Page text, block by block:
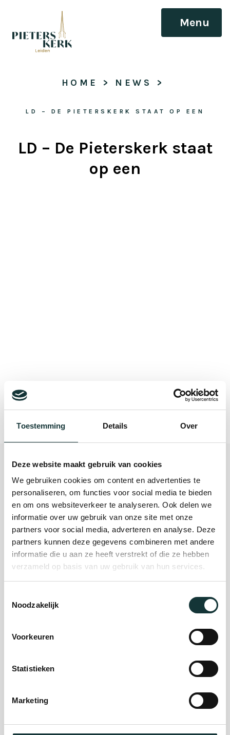
Toestemming Details Over
Deze website maakt gebruik van cookies
We gebruiken cookies om content en advertenties te
personaliseren, om functies voor social media te bieden
en om ons websiteverkeer te analyseren. Ook delen we
informatie over uw gebruik van onze site met onze
partners voor social media, adverteren en analyse. Deze
partners kunnen deze gegevens combineren met andere
informatie die u aan ze heeft verstrekt of die ze hebben
verzameld op basis van uw gebruik van hun services.
Noodzakelijk
Voorkeuren
Statistieken
Marketing
Menu
HOME > NEWS >
LD – DE PIETERSKERK STAAT OP EEN
LD – De Pieterskerk staat
op een
Bekijk alle blogberichten
Plan je bezoek
Evenement
organiseren
Steun ons
Auditie
De Pieterskerk als
Onderhoud &